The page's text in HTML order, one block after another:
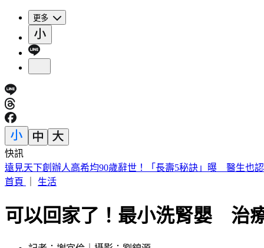
更多
快訊
美股開盤／聯準會升息疑慮意外減緩！標普、那指「雙開高」
首頁
生活
可以回家了！最小洗腎嬰 治